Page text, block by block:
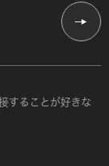
することが好きな